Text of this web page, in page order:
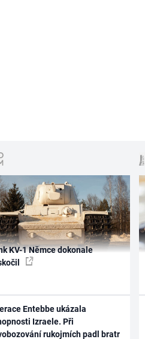
KV-1 Němce dokonale
Entebbe ukázala
Izraele. Při
rukojmích padl bratr